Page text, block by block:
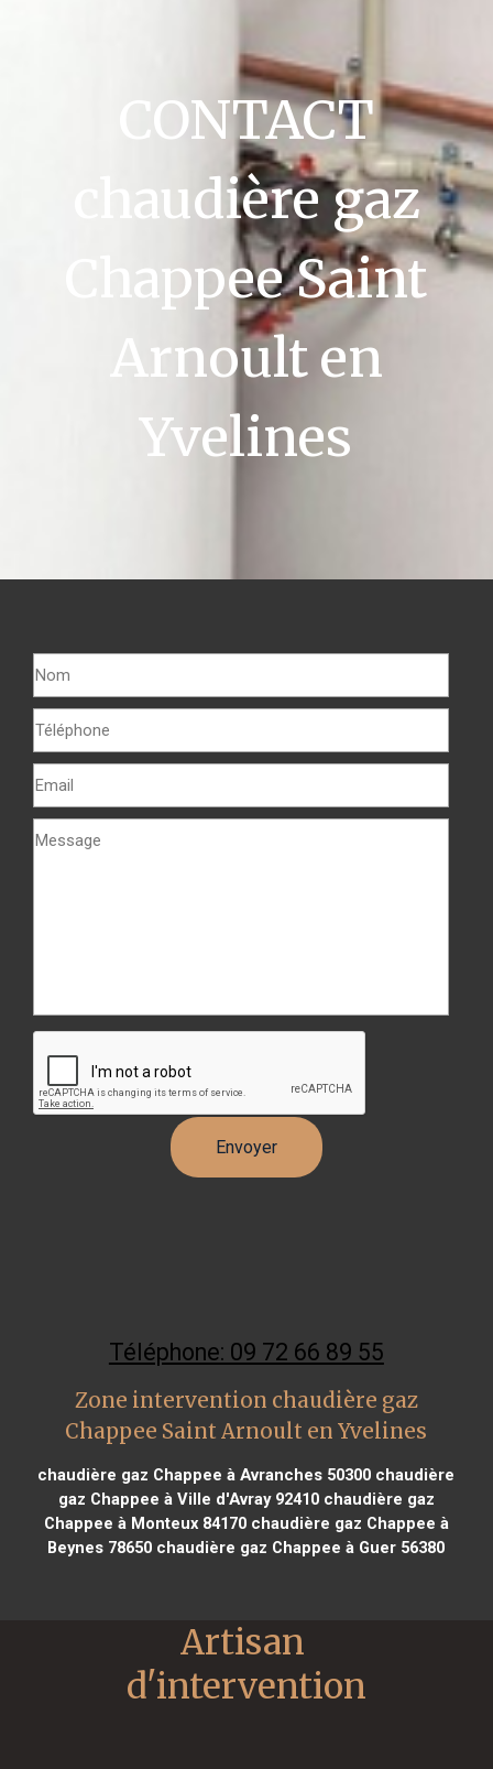
CONTACT
chaudière gaz
Chappee Saint
Arnoult en
Yvelines
Téléphone: 09 72 66 89 55
Zone intervention chaudière gaz
Chappee Saint Arnoult en Yvelines
chaudière gaz Chappee à Avranches 50300 chaudière
gaz Chappee à Ville d'Avray 92410chaudière gaz
Chappee à Monteux 84170chaudière gaz Chappee à
Beynes 78650 chaudière gaz Chappee à Guer 56380
Artisan
d'intervention